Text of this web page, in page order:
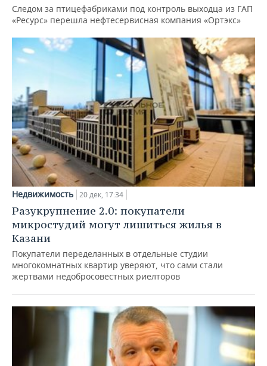
Следом за птицефабриками под контроль выходца из ГАП
«Ресурс» перешла нефтесервисная компания «Ортэкс»
Недвижимость 20 дек, 17:34
Разукрупнение 2.0: покупатели
микростудий могут лишиться жилья в
Казани
Покупатели переделанных в отдельные студии
многокомнатных квартир уверяют, что сами стали
жертвами недобросовестных риелторов